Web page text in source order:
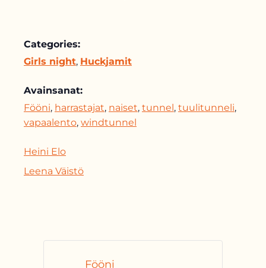
Categories:
Girls night, Huckjamit
Avainsanat:
Fööni, harrastajat, naiset, tunnel, tuulitunneli,
vapaalento, windtunnel
Heini Elo
Leena Väistö
Fööni